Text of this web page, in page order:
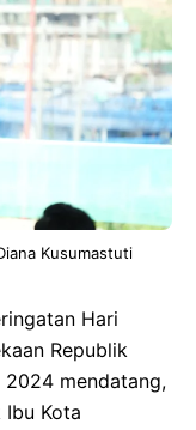
Kusumastuti
Hari
Republik
2024 mendatang,
Kota